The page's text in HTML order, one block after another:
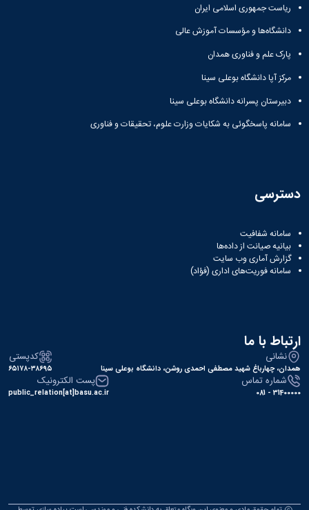
ریاست جمهوری اسلامی ایران
دانشگاه‌ها و مؤسسات آموزش عالی
پارک علم و فناوری همدان
مرکز آپا دانشگاه بوعلی سینا
دبیرستان پسرانه دانشگاه بوعلی سینا
سامانه پاسخگوئی به شکایات وزارت علوم، تحقیقات و فناوری
دسترسی
سامانه شفافیت
بیانیه صیانت از داده‌ها
گزارش آماری وب‌ سایت
سامانه فوریت‌های اداری (فؤاد)
ارتباط با ما
نشانی
همدان، چهارباغ شهید مصطفی احمدی روشن، دانشگاه بوعلی سینا
کدپستی
۶۵۱۷۸-۳۸۶۹۵
شماره تماس
31400000 - 081
پست الکترونیک
public_relation[at]basu.ac.ir